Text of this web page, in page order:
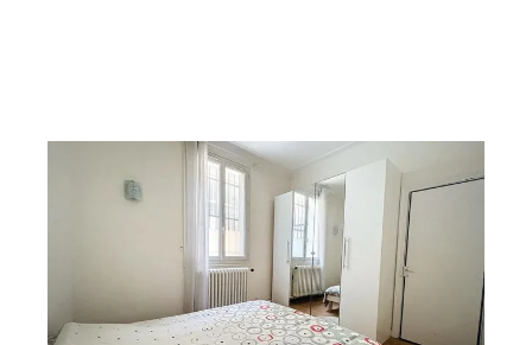
LEVALLOIS PERRET 92
, 3 pièces
Appartement F3 à vendre
350 000 €